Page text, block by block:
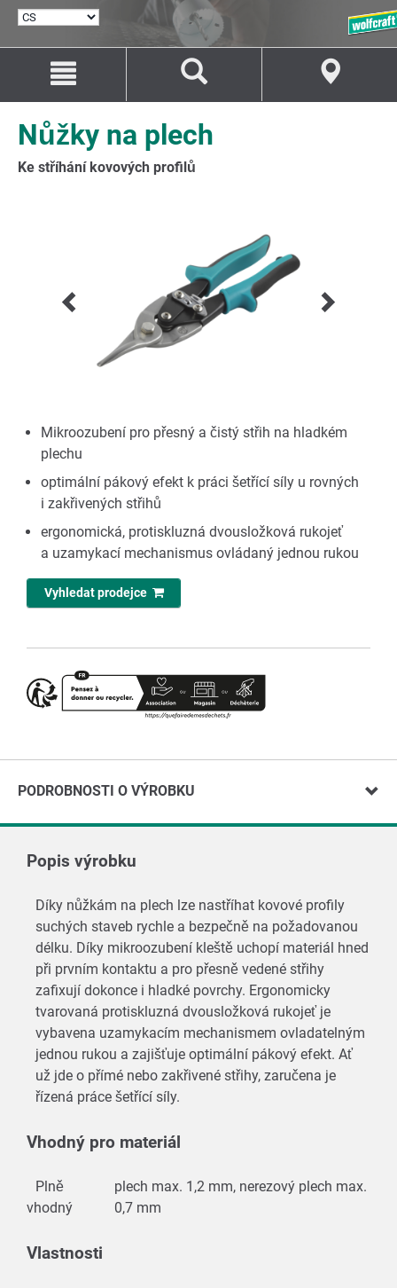
Obsah
Navigaci
Nůžky na plech
Ke stříhání kovových profilů
Mikroozubení pro přesný a čistý střih na hladkém
plechu
optimální pákový efekt k práci šetřící síly u rovných
i zakřivených střihů
ergonomická, protiskluzná dvousložková rukojeť
a uzamykací mechanismus ovládaný jednou rukou
Vyhledat prodejce
PODROBNOSTI O VÝROBKU
Popis výrobku
Díky nůžkám na plech lze nastříhat kovové profily
suchých staveb rychle a bezpečně na požadovanou
délku. Díky mikroozubení kleště uchopí materiál hned
při prvním kontaktu a pro přesně vedené střihy
zafixují dokonce i hladké povrchy. Ergonomicky
tvarovaná protiskluzná dvousložková rukojeť je
vybavena uzamykacím mechanismem ovladatelným
jednou rukou a zajišťuje optimální pákový efekt. Ať
už jde o přímé nebo zakřivené střihy, zaručena je
řízená práce šetřící síly.
Vhodný pro materiál
Plně
vhodný
plech max. 1,2 mm, nerezový plech max.
0,7 mm
Vlastnosti